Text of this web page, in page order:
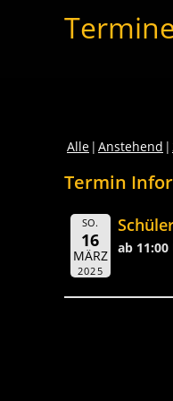
Alle Anstehend
Termin
SO.
16
MÄRZ
2025
ab